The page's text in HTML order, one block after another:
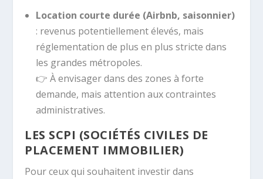
Location courte durée (Airbnb, saisonnier)
: revenus potentiellement élevés, mais
réglementation de plus en plus stricte dans
les grandes métropoles.
👉 À envisager dans des zones à forte
demande, mais attention aux contraintes
administratives.
LES SCPI (SOCIÉTÉS CIVILES DE
PLACEMENT IMMOBILIER)
Pour ceux qui souhaitent investir dans